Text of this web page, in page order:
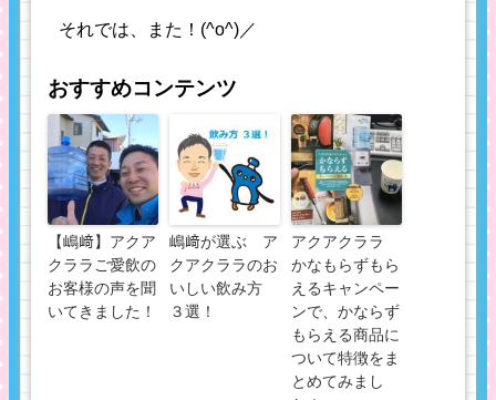
それでは、また！(^o^)／
おすすめコンテンツ
【嶋﨑】アクア
クララご愛飲の
お客様の声を聞
いてきました！
嶋﨑が選ぶ ア
クアクララのお
いしい飲み方
３選！
アクアクララ
かなもらずもら
えるキャンペー
ンで、かならず
もらえる商品に
ついて特徴をま
とめてみまし